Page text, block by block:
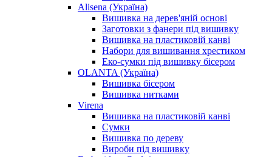
Alisena (Україна)
Вишивка на дерев'яній основі
Заготовки з фанери під вишивку
Вишивка на пластиковій канві
Набори для вишивання хрестиком
Еко-сумки під вишивку бісером
OLANTA (Україна)
Вишивка бісером
Вишивка нитками
Virena
Вишивка на пластиковій канві
Сумки
Вишивка по дереву
Вироби під вишивку